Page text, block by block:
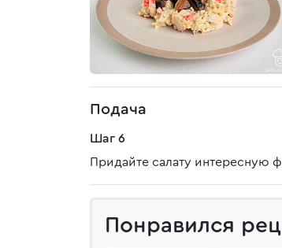
Подача
Шаг 6
Придайте салату интересную
Понравился